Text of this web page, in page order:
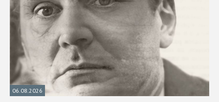
06.08.2026